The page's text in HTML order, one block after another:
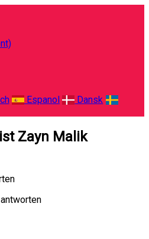
Espanol
Dansk
Zayn Malik